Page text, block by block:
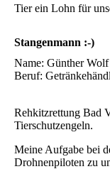
Tier ein Lohn für
Stangenmann :-)
Name: Günther Wolf
Beruf:
Rehkitzrettung Bad
Tierschutzengeln.
Meine Aufgabe bei
Drohnenpiloten zu